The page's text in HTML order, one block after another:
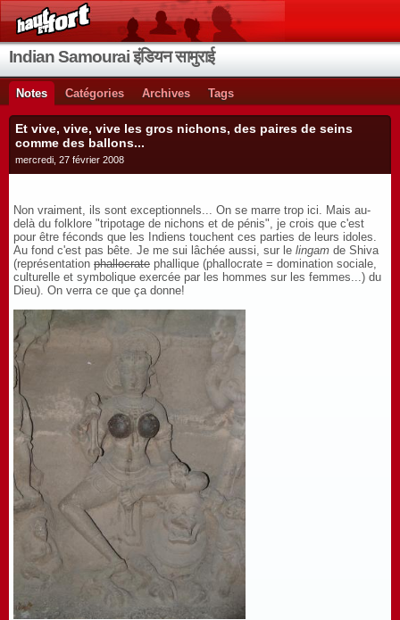
Indian Samourai इंडियन सामुराई
Notes Catégories Archives Tags
Et vive, vive, vive les gros nichons, des paires de seins
comme des ballons...
mercredi, 27 février 2008
Non vraiment, ils sont exceptionnels... On se marre trop ici. Mais au-
delà du folklore "tripotage de nichons et de pénis", je crois que c'est
pour être féconds que les Indiens touchent ces parties de leurs idoles.
Au fond c'est pas bête. Je me sui lâchée aussi, sur le lingam de Shiva
(représentation phallocrate phallique (phallocrate = domination sociale,
culturelle et symbolique exercée par les hommes sur les femmes...) du
Dieu). On verra ce que ça donne!